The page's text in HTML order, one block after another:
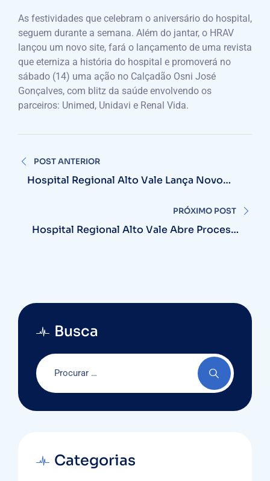
As festividades que celebram o aniversário do hospital,
seguem durante a semana. Além do jantar, o HRAV
lançou um novo site, fará o lançamento de uma revista
que eterniza a história do hospital e promoverá no
sábado (14) uma ação no Calçadão Osni José
Gonçalves, com blitz da saúde envolvendo os
parceiros: Unimed, Unidavi e Renal Vida.
de
POST ANTERIOR
Hospital Regional Alto Vale Lança Novo
PRÓXIMO POST
Hospital Regional Alto Vale Abre Processo
Busca
Categorias